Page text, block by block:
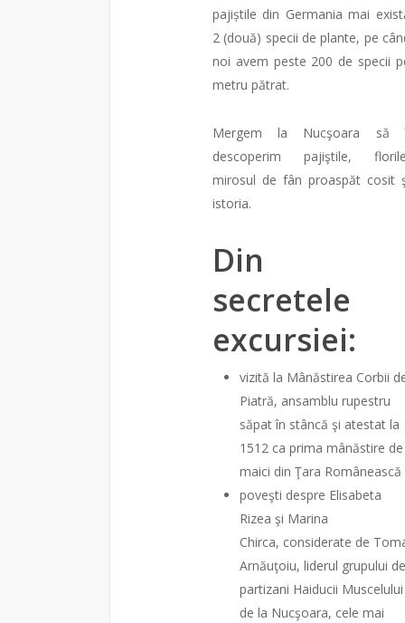
pajiștile din Germania mai
2 (două) specii de plante, pe
noi avem peste 200 de specii
metru pătrat.
Mergem la Nucşoara să
descoperim pajiştile,
mirosul de fân proaspăt cosit
istoria.
Din
secretele
excursiei:
vizită la Mânăstirea Corbii
Piatră, ansamblu rupestru
săpat în stâncă şi atestat la
1512 ca prima mânăstire de
maici din Ţara Românească
poveşti despre Elisabeta
Rizea şi Marina
Chirca, considerate de
Arnăuţoiu, liderul grupului de
partizani Haiducii Muscelului
de la Nucşoara, cele mai